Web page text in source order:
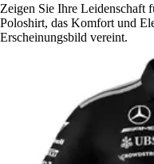
Zeigen Sie Ihre Leidenschaft
Poloshirt, das Komfort und
Erscheinungsbild vereint.